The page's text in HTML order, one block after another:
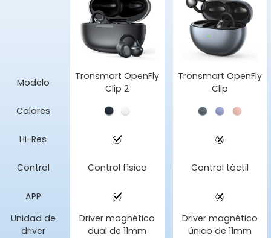
Modelo
Tronsmart OpenFly
Clip 2
Tronsmart OpenFly
Clip
Colores
Hi-Res
Control Control físico Control táctil
APP
Unidad de
driver
Driver magnético
dual de 11mm
Driver magnético
único de 11mm